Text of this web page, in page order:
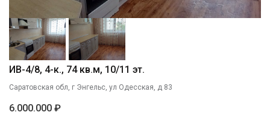
ИВ-4/8, 4-к., 74 кв.м, 10/11 эт.
Саратовская обл, г Энгельс, ул Одесская, д 83
6.000.000 ₽